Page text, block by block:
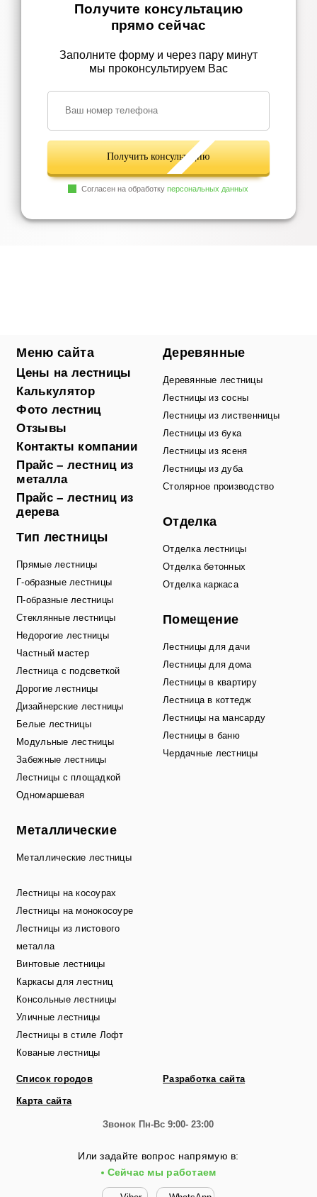
Получите консультацию
прямо сейчас
Заполните форму и через пару минут
мы проконсультируем Вас
Получить консультацию
Согласен на обработкуперсональных данных
Меню сайта
Цены на лестницы
Калькулятор
Фото лестниц
Отзывы
Контакты компании
Прайс – лестниц из
металла
Прайс – лестниц из
дерева
Тип лестницы
Г-образные лестницы
П-образные лестницы
Стеклянные лестницы
Недорогие лестницы
Частный мастер
Лестница с подсветкой
Дорогие лестницы
Дизайнерские лестницы
Белые лестницы
Модульные лестницы
Забежные лестницы
Лестницы с площадкой
Одномаршевая
Металлические
Металлические лестницы
Лестницы на косоурах
Лестницы на монокосоуре
Лестницы из листового
металла
Винтовые лестницы
Каркасы для лестниц
Консольные лестницы
Уличные лестницы
Лестницы в стиле Лофт
Кованые лестницы
Деревянные
Деревянные лестницы
Лестницы из сосны
Лестницы из лиственницы
Лестницы из бука
Лестницы из ясеня
Лестницы из дуба
Столярное производство
Отделка
Отделка лестницы
Отделка бетонных
Отделка каркаса
Помещение
Лестницы для дачи
Лестницы для дома
Лестницы в квартиру
Лестница в коттедж
Лестницы на мансарду
Лестницы в баню
Чердачные лестницы
Список городов
Карта сайта
Разработка сайта
Звонок Пн-Вс 9:00- 23:00
Или задайте вопрос напрямую в:
Сейчас мы работаем